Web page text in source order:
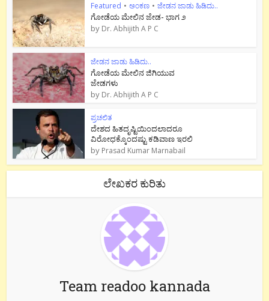
Featured • ಅಂಕಣ • ಜೇಡನ ಜಾಡು ಹಿಡಿದು..
ಗೋಡೆಯ ಮೇಲಿನ ಜೇಡ- ಭಾಗ ೨
by Dr. Abhijith A P C
ಜೇಡನ ಜಾಡು ಹಿಡಿದು..
ಗೋಡೆಯ ಮೇಲಿನ ಜಿಗಿಯುವ
ಜೇಡಗಳು
by Dr. Abhijith A P C
ಪ್ರಚಲಿತ
ದೇಶದ ಹಿತದೃಷ್ಟಿಯಿಂದಲಾದರೂ
ವಿರೋಧಕ್ಕೊಂದಷ್ಟು ಕಡಿವಾಣ ಇರಲಿ
by Prasad Kumar Marnabail
ಲೇಖಕರ ಕುರಿತು
Team readoo kannada